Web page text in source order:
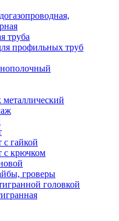
труба
профильных труб
с гайкой
с крючком
гроверы
головкой